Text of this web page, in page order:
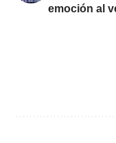
emoción al